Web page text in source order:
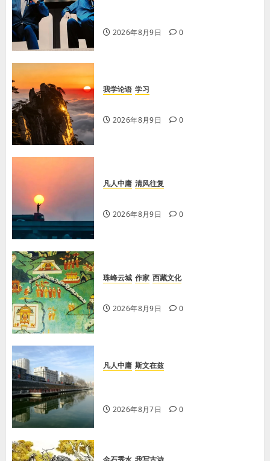
2026年8月9日 0
我学论语 学习
2026年8月9日 0
凡人中庸 清风往复
2026年8月9日 0
珠峰云城 作家 西藏文化
2026年8月9日 0
凡人中庸 斯文在兹
2026年8月7日 0